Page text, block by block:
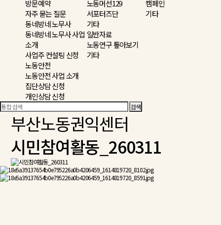
방문예약
자주 묻는 질문
동네방네 노무사
동네방네 노무사 사업
소개
사업주 컨설팅 신청
노동안전
노동안전 사업 소개
집단상담 신청
개인상담 신청
노동머선129
서포터즈단
기타
일반자료
노동연구 톺아보기
기타
캠페인
기타
부산노동권익센터
시민참여활동_260311